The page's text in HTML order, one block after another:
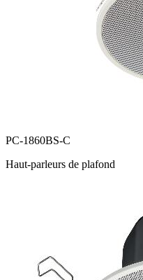
PC-1860BS-C
Haut-parleurs de plafond